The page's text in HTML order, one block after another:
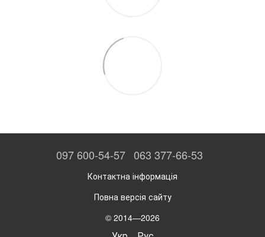
097 600-54-57 063 377-66-53
Контактна інформація
Повна версія сайту
© 2014—2026